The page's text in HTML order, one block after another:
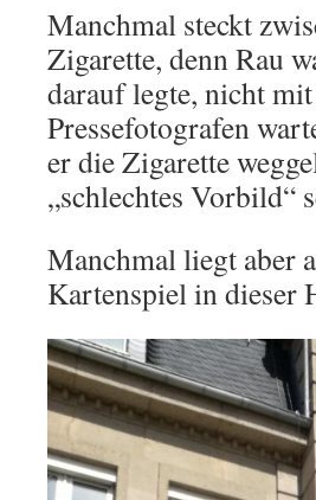
Manchmal steckt
Zigarette, denn Rau
darauf legte, nicht
Pressefotografen
er die Zigarette
„schlechtes Vorbild“
Manchmal liegt aber
Kartenspiel in dieser